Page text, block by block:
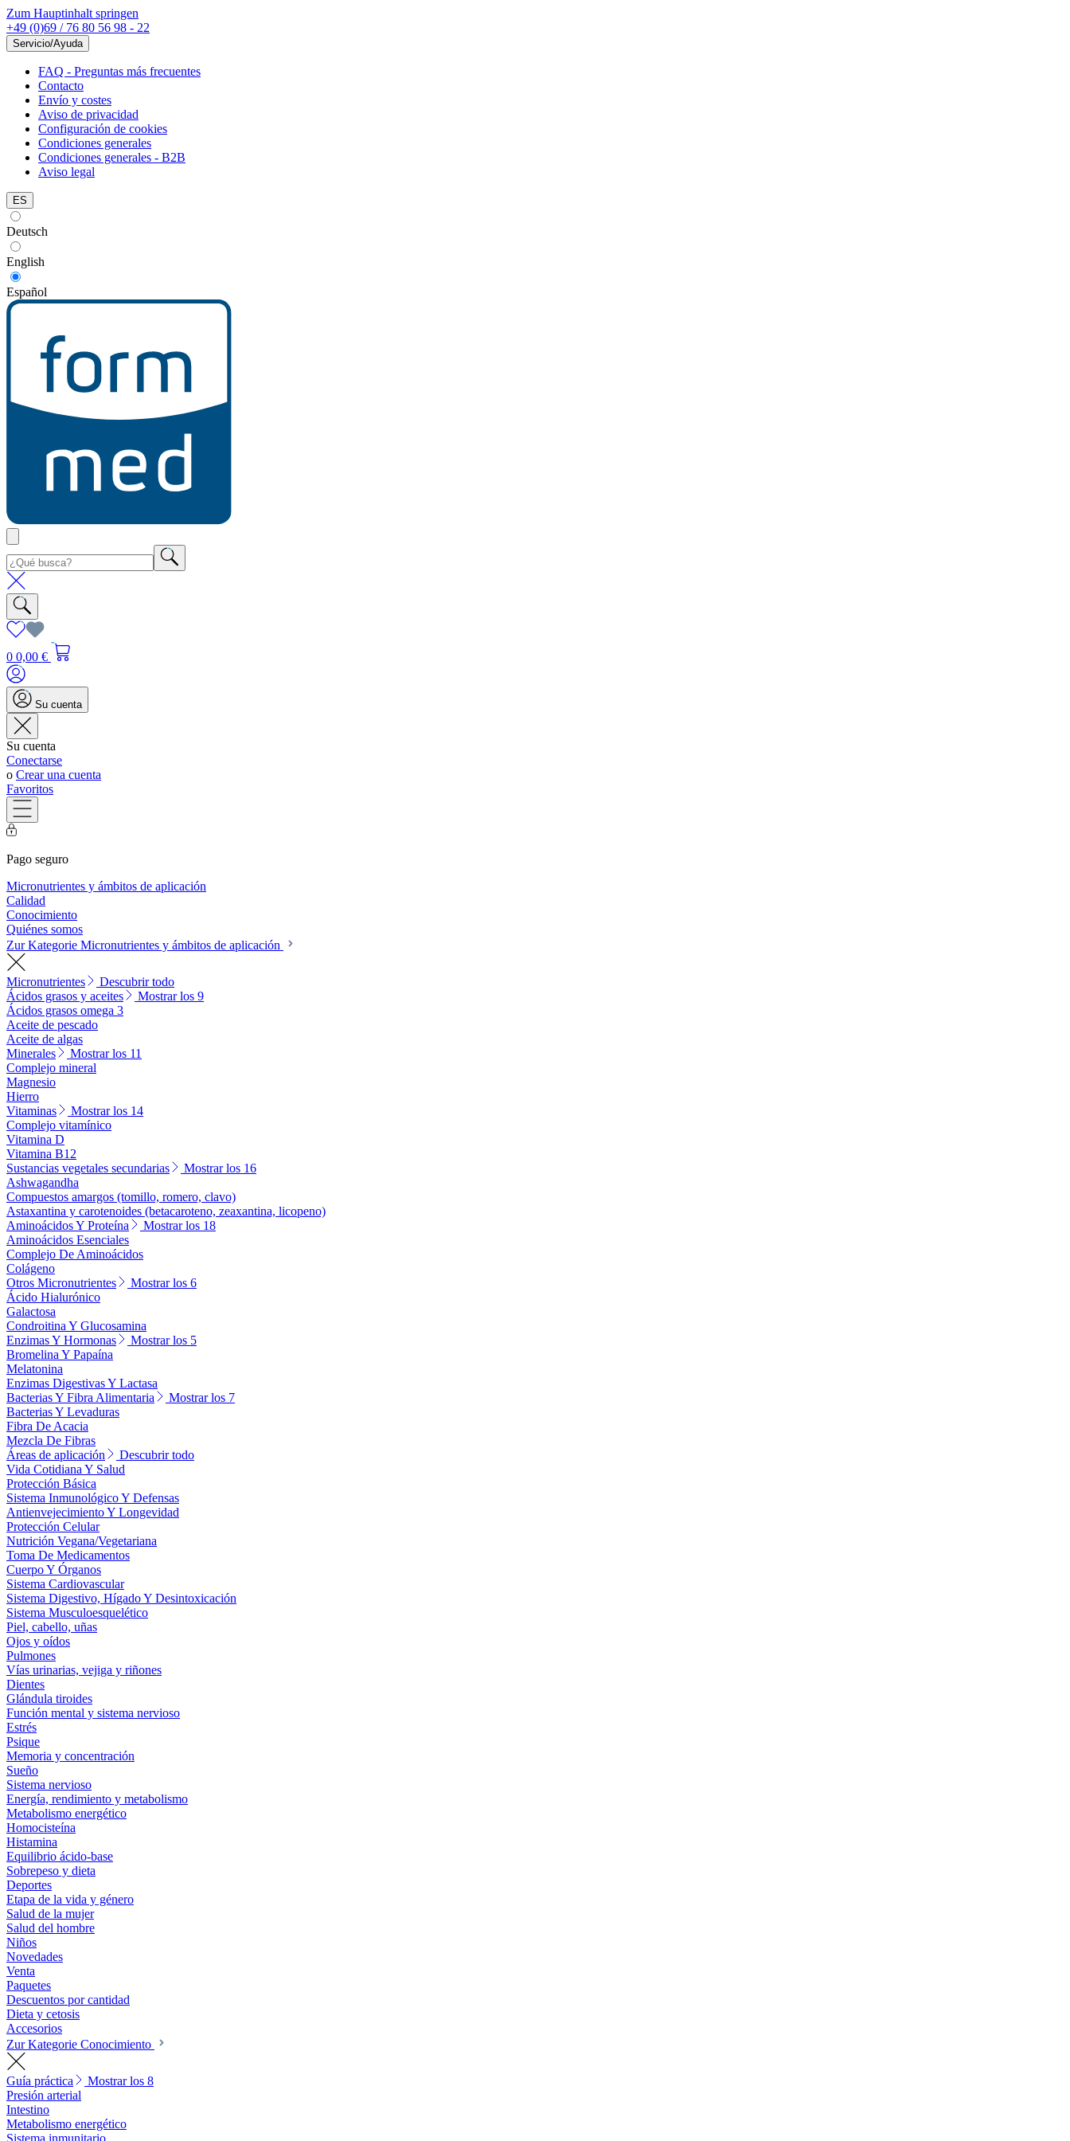
Zum Hauptinhalt springen
+49 (0)69 / 76 80 56 98 - 22
Servicio/Ayuda
FAQ - Preguntas más frecuentes
Contacto
Envío y costes
Aviso de privacidad
Configuración de cookies
Condiciones generales
Condiciones generales - B2B
Aviso legal
ES
Deutsch
English
Español
0 0,00 €
Su cuenta
Su cuenta
Conectarse
o Crear una cuenta
Favoritos
Pago seguro
Micronutrientes y ámbitos de aplicación
Calidad
Conocimiento
Quiénes somos
Zur Kategorie Micronutrientes y ámbitos de aplicación
Micronutrientes
Descubrir todo
Ácidos grasos y aceites
Mostrar los 9
Ácidos grasos omega 3
Aceite de pescado
Aceite de algas
Minerales
Mostrar los 11
Complejo mineral
Magnesio
Hierro
Vitaminas
Mostrar los 14
Complejo vitamínico
Vitamina D
Vitamina B12
Sustancias vegetales secundarias
Mostrar los 16
Ashwagandha
Compuestos amargos (tomillo, romero, clavo)
Astaxantina y carotenoides (betacaroteno, zeaxantina, licopeno)
Aminoácidos Y Proteína
Mostrar los 18
Aminoácidos Esenciales
Complejo De Aminoácidos
Colágeno
Otros Micronutrientes
Mostrar los 6
Ácido Hialurónico
Galactosa
Condroitina Y Glucosamina
Enzimas Y Hormonas
Mostrar los 5
Bromelina Y Papaína
Melatonina
Enzimas Digestivas Y Lactasa
Bacterias Y Fibra Alimentaria
Mostrar los 7
Bacterias Y Levaduras
Fibra De Acacia
Mezcla De Fibras
Áreas de aplicación
Descubrir todo
Vida Cotidiana Y Salud
Protección Básica
Sistema Inmunológico Y Defensas
Antienvejecimiento Y Longevidad
Protección Celular
Nutrición Vegana/Vegetariana
Toma De Medicamentos
Cuerpo Y Órganos
Sistema Cardiovascular
Sistema Digestivo, Hígado Y Desintoxicación
Sistema Musculoesquelético
Piel, cabello, uñas
Ojos y oídos
Pulmones
Vías urinarias, vejiga y riñones
Dientes
Glándula tiroides
Función mental y sistema nervioso
Estrés
Psique
Memoria y concentración
Sueño
Sistema nervioso
Energía, rendimiento y metabolismo
Metabolismo energético
Homocisteína
Histamina
Equilibrio ácido-base
Sobrepeso y dieta
Deportes
Etapa de la vida y género
Salud de la mujer
Salud del hombre
Niños
Novedades
Venta
Paquetes
Descuentos por cantidad
Dieta y cetosis
Accesorios
Zur Kategorie Conocimiento
Guía práctica
Mostrar los 8
Presión arterial
Intestino
Metabolismo energético